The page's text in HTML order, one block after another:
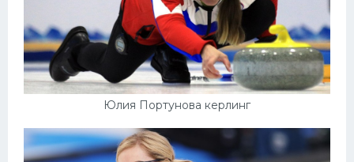
Юлия Портунова керлинг